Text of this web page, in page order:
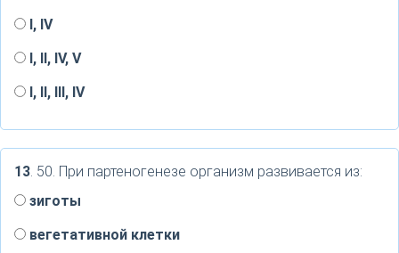
I, IV
I, II, IV, V
I, II, III, IV
13. 50. При партеногенезе организм развивается из:
зиготы
вегетативной клетки